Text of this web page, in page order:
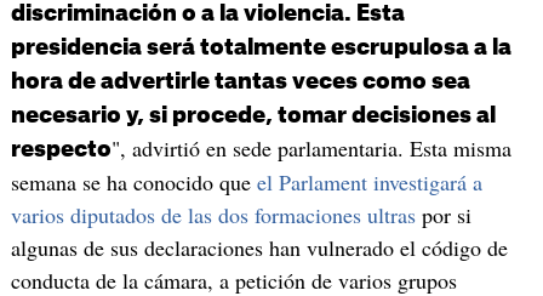
discriminación o a la violencia. Esta
presidencia será totalmente escrupulosa a la
hora de advertirle tantas veces como sea
necesario y, si procede, tomar decisiones al
respecto", advirtió en sede parlamentaria. Esta misma
semana se ha conocido que el Parlament investigará a
varios diputados de las dos formaciones ultraspor si
algunas de sus declaraciones han vulnerado el código de
conducta de la cámara, a petición de varios grupos